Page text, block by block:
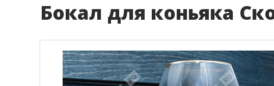
Бокал для коньяка